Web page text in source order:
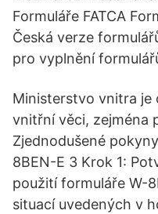
Formuláře FATCA
Česká verze
pro vyplnění
Ministerstvo vnitra je
vnitřní věci, zejména
Zjednodušené
8BEN-E 3 Krok 1:
použití formuláře W-
situací uvedených v